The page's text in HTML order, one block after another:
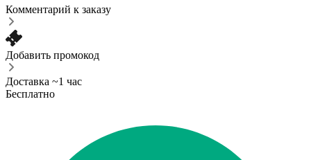
Комментарий к заказу
Добавить промокод
Доставка ~1 час
Бесплатно